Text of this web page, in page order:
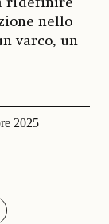
ridefinire
nello
varco, un
2025